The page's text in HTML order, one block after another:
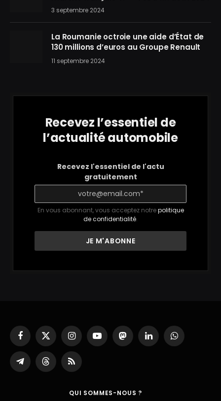
3 septembre 2024
La Roumanie octroie une aide d’État de
130 millions d’euros au Groupe Renault
11 septembre 2024
Recevez l’essentiel de
l’actualité automobile
Recevez l'essentiel de l'actu
gratuitement
En vous abonnant, vous acceptez notrepolitique
de confidentialité.
Facebook
X
(Twitter)
InstagramYouTubeMastodonLinkedInWhatsApp
Partager
sur
ThreadsRSS
QUI SOMMES-NOUS ?